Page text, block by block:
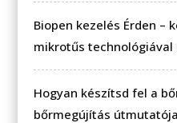
Biopen kezelés Érden –
mikrotűs
Hogyan készítsd fel a
bőrmegújítás útmutatója